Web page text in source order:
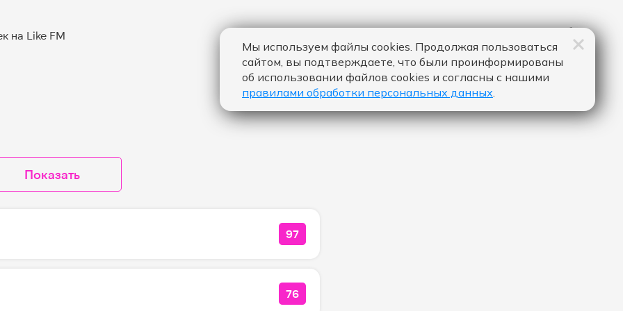
Показать
КОЛИЧЕСТВО ЛАЙКОВ ЗА "LISTEN TO YOUR HEART - ONEIL
97
КОЛИЧЕСТВО ЛАЙКОВ ЗА "КАЧЕЛИ - ARTIK & ASTI":
76
Мы используем файлы cookies. Продолжая пользоваться
сайтом, вы подтверждаете, что были проинформированы
об использовании файлов cookies и согласны с нашими
правилами обработки персональных данных.